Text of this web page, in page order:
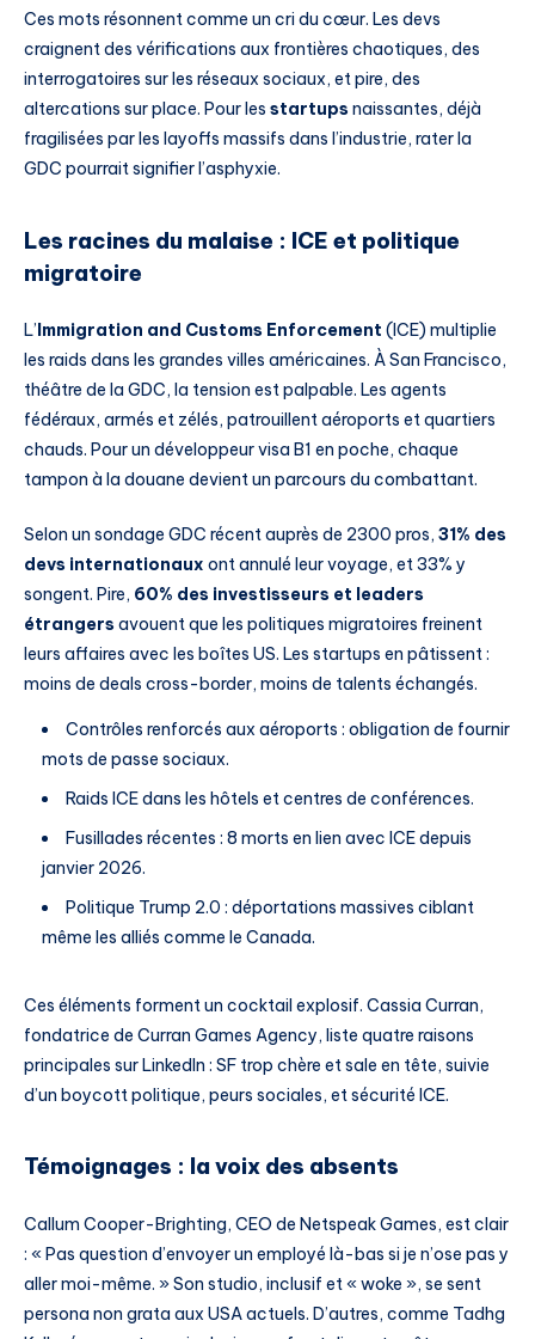
Ces mots résonnent comme un cri du cœur. Les devs
craignent des vérifications aux frontières chaotiques, des
interrogatoires sur les réseaux sociaux, et pire, des
altercations sur place. Pour les startups naissantes, déjà
fragilisées par les layoffs massifs dans l’industrie, rater la
GDC pourrait signifier l’asphyxie.
Les racines du malaise : ICE et politique
migratoire
L’Immigration and Customs Enforcement (ICE) multiplie
les raids dans les grandes villes américaines. À San Francisco,
théâtre de la GDC, la tension est palpable. Les agents
fédéraux, armés et zélés, patrouillent aéroports et quartiers
chauds. Pour un développeur visa B1 en poche, chaque
tampon à la douane devient un parcours du combattant.
Selon un sondage GDC récent auprès de 2300 pros, 31% des
devs internationaux ont annulé leur voyage, et 33% y
songent. Pire, 60% des investisseurs et leaders
étrangers avouent que les politiques migratoires freinent
leurs affaires avec les boîtes US. Les startups en pâtissent :
moins de deals cross-border, moins de talents échangés.
Contrôles renforcés aux aéroports : obligation de fournir
mots de passe sociaux.
Raids ICE dans les hôtels et centres de conférences.
Fusillades récentes : 8 morts en lien avec ICE depuis
janvier 2026.
Politique Trump 2.0 : déportations massives ciblant
même les alliés comme le Canada.
Ces éléments forment un cocktail explosif. Cassia Curran,
fondatrice de Curran Games Agency, liste quatre raisons
principales sur LinkedIn : SF trop chère et sale en tête, suivie
d’un boycott politique, peurs sociales, et sécurité ICE.
Témoignages : la voix des absents
Callum Cooper-Brighting, CEO de Netspeak Games, est clair
: « Pas question d’envoyer un employé là-bas si je n’ose pas y
aller moi-même. » Son studio, inclusif et « woke », se sent
persona non grata aux USA actuels. D’autres, comme Tadhg